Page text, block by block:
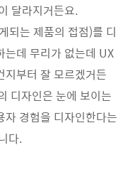
달라지거든요.
되는 제품의 접점)를 디
는데 무리가 없는데 UX
지부터 잘 모르겠거든
디자인은 눈에 보이는
경험을 디자인한다는
다.